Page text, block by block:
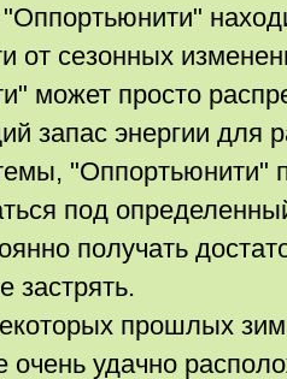
"Оппортьюнити"
от сезонных
может просто
запас энергии для
"Оппортьюнити"
под
получать
застрять.
прошлых
очень удачно